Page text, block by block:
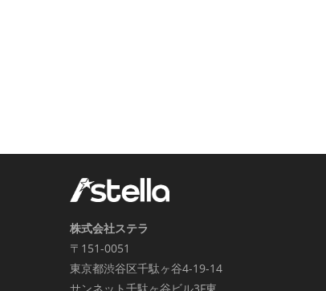
株式会社ステラ
〒151-0051
東京都渋谷区千駄ヶ谷4-19-14